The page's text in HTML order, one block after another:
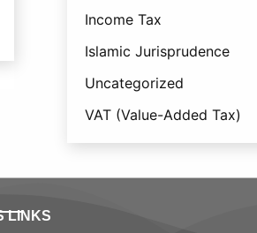
Income Tax
Islamic Jurisprudence
Uncategorized
VAT (Value-Added Tax)
LINKS